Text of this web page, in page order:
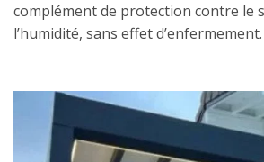
complément de protection contre le
l’humidité, sans effet d’enfermement.